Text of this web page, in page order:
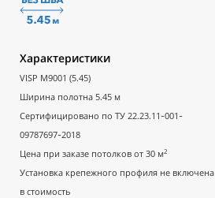
Характеристики
VISP M9001 (5.45)
Ширина полотна 5.45 м
Сертифицировано по ТУ 22.23.11-001-
09787697-2018
Цена при заказе потолков от 30 м2
Установка крепежного профиля не включена
в стоимость